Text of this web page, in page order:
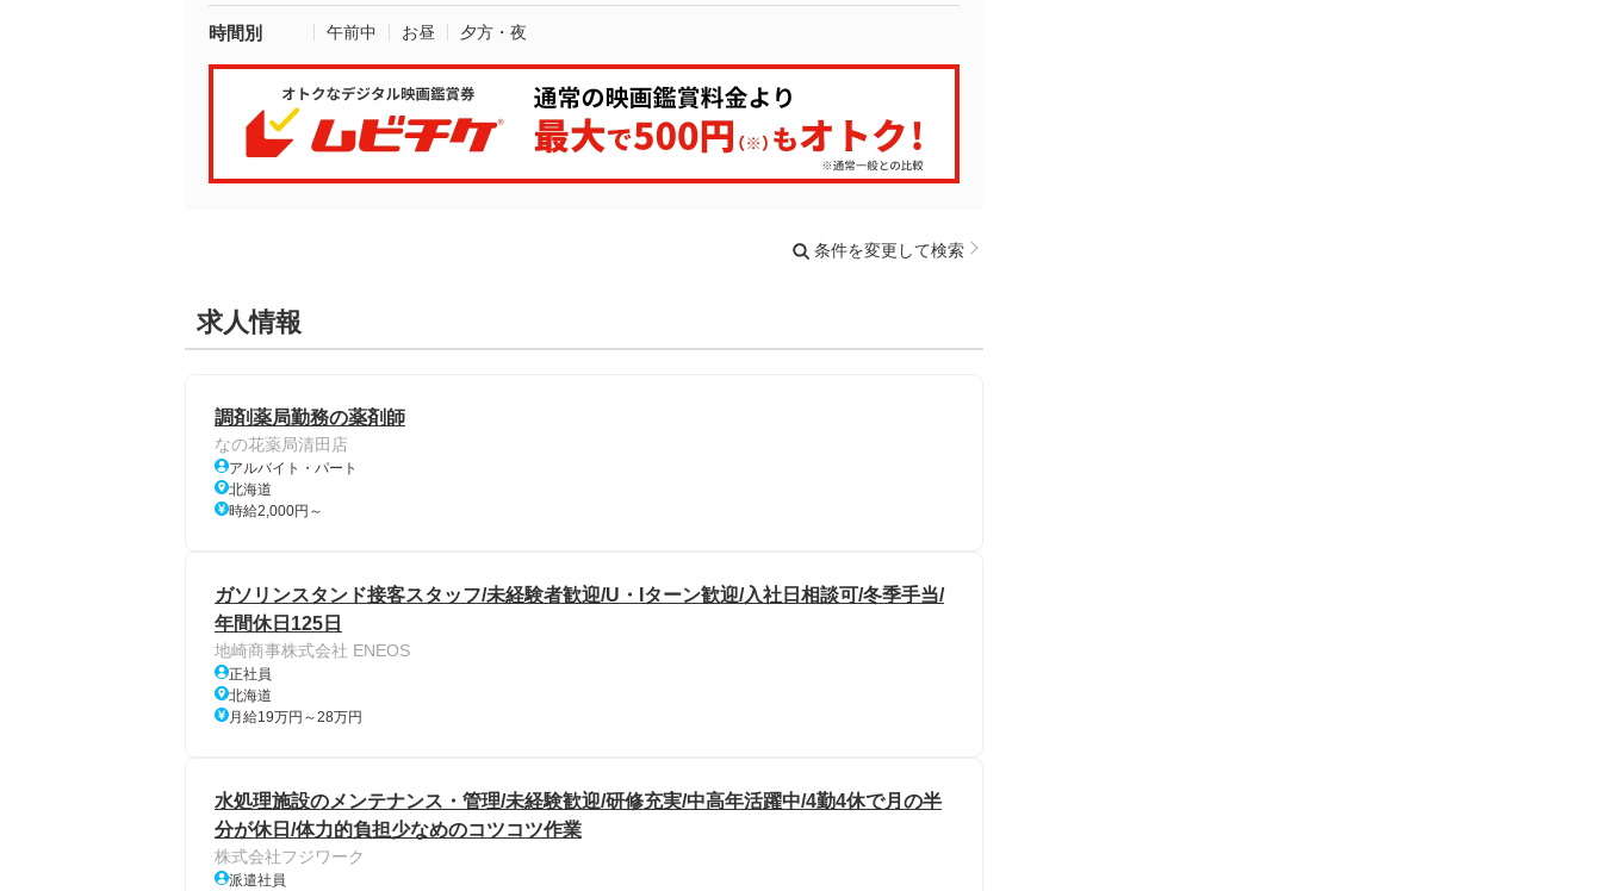
時間別 午前中 お昼 夕方・夜
条件を変更して検索
求人情報
調剤薬局勤務の薬剤師
なの花薬局清田店
アルバイト・パート
北海道
時給2,000円～
ガソリンスタンド接客スタッフ/未経験者歓迎/U・Iターン歓迎/入社日相談可/冬季手当/
年間休日125日
地崎商事株式会社 ENEOS
正社員
北海道
月給19万円～28万円
水処理施設のメンテナンス・管理/未経験歓迎/研修充実/中高年活躍中/4勤4休で月の半
分が休日/体力的負担少なめのコツコツ作業
株式会社フジワーク
派遣社員